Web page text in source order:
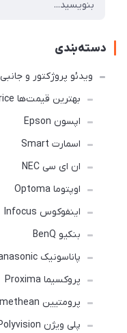
دسته‌بندی
ویدئو پروژکتور و جانبی Projector
بهترین قیمت‌ها Price
اپسون Epson
اسمارت Smart
ان ای سی NEC
اوپتوما Optoma
اینفوکوس Infocus
بنکیو BenQ
پاناسونیک Panasonic
پروکسیما Proxima
پرومتیین Promethean
پلی ویژن Polyvision